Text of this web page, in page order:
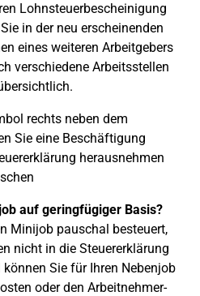
Lohnsteuerbescheinigung
in der neu erscheinenden
eines weiteren Arbeitgebers
verschiedene Arbeitsstellen
rechts neben dem
Sie eine Beschäftigung
herausnehmen
auf geringfügiger Basis?
Minijob pauschal besteuert,
nicht in die Steuererklärung
Sie für Ihren Nebenjob
oder den Arbeitnehmer-